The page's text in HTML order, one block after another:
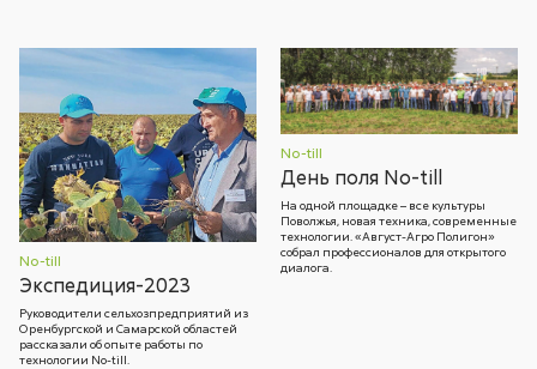
No-till
Экспедиция-2023
Руководители сельхозпредприятий из
Оренбургской и Самарской областей
рассказали об опыте работы по
технологии No-till.
No-till
День поля No-till
На одной площадке – все культуры
Поволжья, новая техника, современные
технологии. «Август-Агро Полигон»
собрал профессионалов для открытого
диалога.